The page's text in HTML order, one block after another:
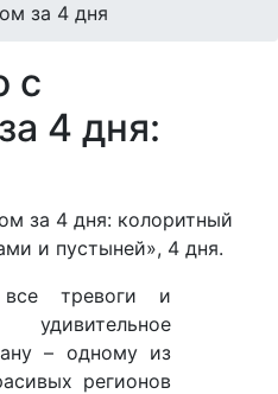
за 4 дня
с
4 дня:
за 4 дня: колоритный
и пустыней», 4 дня.
тревоги и
– одному из
регионов